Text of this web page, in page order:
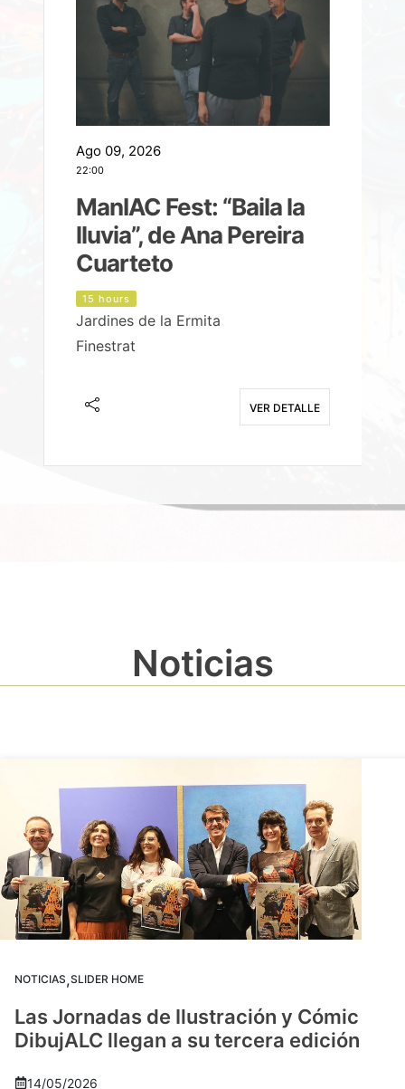
Ago 09, 2026
22:00
ManIAC Fest: “Baila la
lluvia”, de Ana Pereira
Cuarteto
15 hours
Jardines de la Ermita
Finestrat
VER DETALLE
Noticias
NOTICIAS,SLIDER HOME
Las Jornadas de Ilustración y Cómic
DibujALC llegan a su tercera edición
14/05/2026